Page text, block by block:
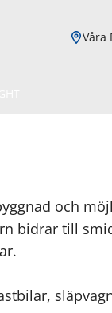
Våra
och
bidrar till